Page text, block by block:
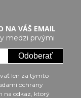
NA VÁŠ EMAIL
medzi prvými
Odoberať
len za týmto
ochrany
na odkaz, ktorý